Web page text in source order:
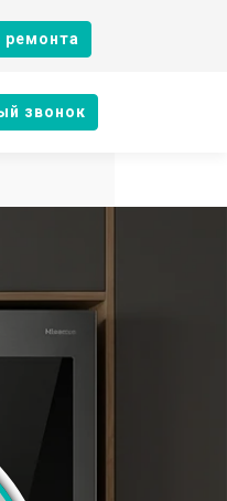
ремонта
звонок